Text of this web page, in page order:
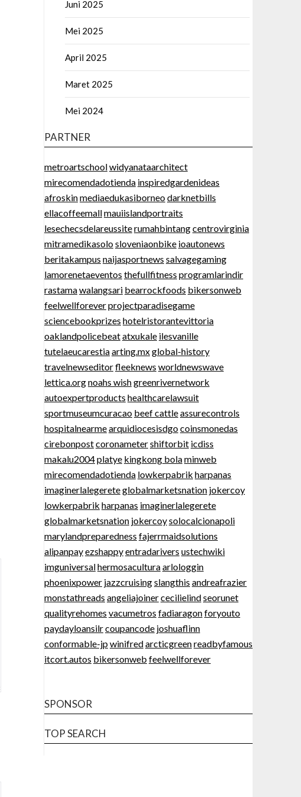
Juni 2025
Mei 2025
April 2025
Maret 2025
Mei 2024
PARTNER
metroartschoolwidyanataarchitect
mirecomendadotienda inspiredgardenideas
afroskinmediaedukasiborneodarknetbills
ellacoffeemallmauiislandportraits
lesechecsdelareussiterumahbintangcentrovirginia
mitramedikasolosloveniaonbike ioautonews
beritakampus naijasportnews salvagegaming
lamorenetaeventos thefullfitness programlarindir
rastamawalangsari bearrockfoods bikersonweb
feelwellforeverprojectparadisegame
sciencebookprizes hotelristorantevittoria
oaklandpolicebeatatxukale ilesvanille
tutelaeucarestiaarting.mxglobal-history
travelnewseditorfleeknews worldnewswave
lettica.orgnoahs wishgreenrivernetwork
autoexpertproducts healthcarelawsuit
sportmuseumcuracao beef cattleassurecontrols
hospitalnearmearquidiocesisdgocoinsmonedas
cirebonpostcoronametershiftorbit icdiss
makalu2004platye kingkong bolaminweb
mirecomendadotienda lowkerpabrik harpanas
imaginerlalegereteglobalmarketsnation jokercoy
lowkerpabrik harpanas imaginerlalegerete
globalmarketsnation jokercoysolocalcionapoli
marylandpreparedness fajerrmaidsolutions
alipanpayezshappyentradarivers ustechwiki
imguniversalhermosaculturaarlologgin
phoenixpower jazzcruisingslangthis andreafrazier
monstathreads angeliajoinercecilielindseorunet
qualityrehomes vacumetros fadiaragonforyouto
paydayloansilrcoupancode joshuaflinn
conformable-jpwinifredarcticgreenreadbyfamous
itcort.autos bikersonweb feelwellforever
SPONSOR
TOP SEARCH